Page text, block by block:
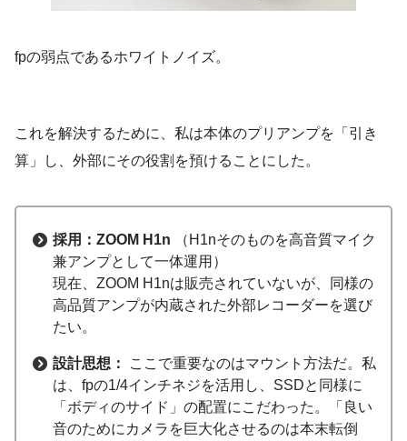
fpの弱点であるホワイトノイズ。
これを解決するために、私は本体のプリアンプを「引き
算」し、外部にその役割を預けることにした。
採用：ZOOM H1n （H1nそのものを高音質マイク
兼アンプとして一体運用）
現在、ZOOM H1nは販売されていないが、同様の
高品質アンプが内蔵された外部レコーダーを選び
たい。
設計思想：
ここで重要なのはマウント方法だ。私
は、fpの1/4インチネジを活用し、SSDと同様に
「ボディのサイド」の配置にこだわった。「良い
音のためにカメラを巨大化させるのは本末転倒